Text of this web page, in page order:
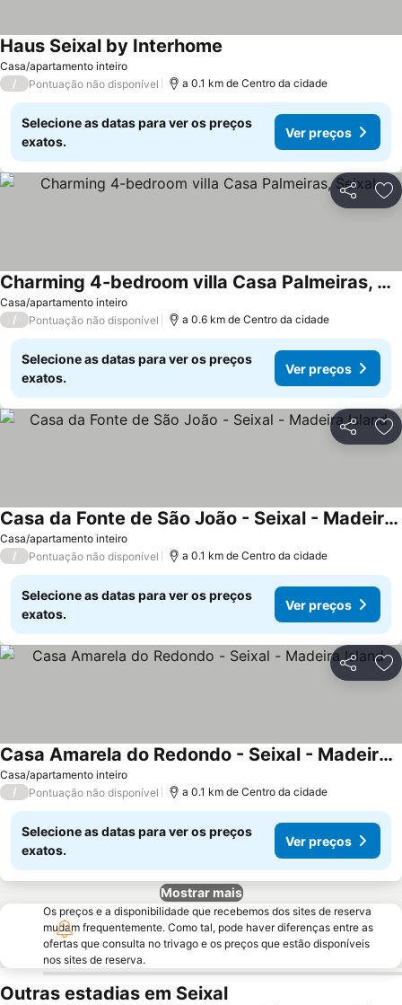
Casa/apartamento inteiro
Haus Seixal by Interhome
/ Pontuação não disponível a 0.1 km de Centro da cidade
Selecione as datas para ver os preços
exatos.
Ver preços
Partilhar
Casa/apartamento inteiro
Charming 4-bedroom villa Casa Palmeiras, Seixal
/ Pontuação não disponível a 0.6 km de Centro da cidade
Selecione as datas para ver os preços
exatos.
Ver preços
Partilhar
Casa/apartamento inteiro
Casa da Fonte de São João - Seixal - Madeira Island
/ Pontuação não disponível a 0.1 km de Centro da cidade
Selecione as datas para ver os preços
exatos.
Ver preços
Partilhar
Casa/apartamento inteiro
Casa Amarela do Redondo - Seixal - Madeira Island
/ Pontuação não disponível a 0.1 km de Centro da cidade
Selecione as datas para ver os preços
exatos.
Ver preços
Mostrar mais
Os preços e a disponibilidade que recebemos dos sites de reserva
mudam frequentemente. Como tal, pode haver diferenças entre as
ofertas que consulta no trivago e os preços que estão disponíveis
nos sites de reserva.
Outras estadias em Seixal